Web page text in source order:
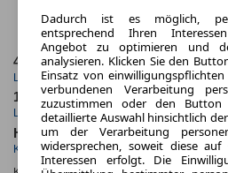
48 Monate
Laufzeit
1.04
Leasingfaktor
ca.
Hybrid
Kraftstoff
Dadurch ist es möglich,
entsprechend Ihren
Angebot zu optimieren und
analysieren. Klicken Sie den
Einsatz von
verbundenen Verarbeitung
zuzustimmen oder den
detaillierte Auswahl hinsichtlich
um der Verarbeitung
widersprechen, soweit diese
Interessen erfolgt. Die